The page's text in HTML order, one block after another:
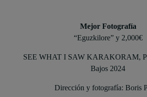
Mejor Fotografía
“Eguzkilore” y 2,000€
SEE WHAT I SAW KARAKORAM,
Bajos 2024
Dirección y fotografía: Boris